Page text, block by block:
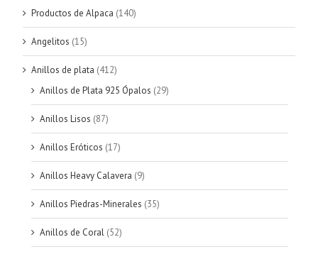
Productos de Alpaca (140)
Angelitos (15)
Anillos de plata (412)
Anillos de Plata 925 Ópalos (29)
Anillos Lisos (87)
Anillos Eróticos (17)
Anillos Heavy Calavera (9)
Anillos Piedras-Minerales (35)
Anillos de Coral (52)